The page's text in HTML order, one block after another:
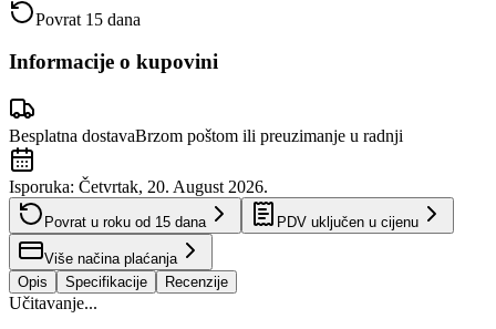
Povrat 15 dana
Informacije o kupovini
Besplatna dostavaBrzom poštom ili preuzimanje u radnji
Isporuka: Četvrtak, 20. August 2026.
Povrat u roku od 15 dana PDV uključen u cijenu
Više načina plaćanja
Opis
Specifikacije Recenzije
Učitavanje...